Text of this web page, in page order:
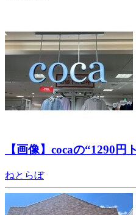
【画像】cocaの“1290円
ねとらぼ